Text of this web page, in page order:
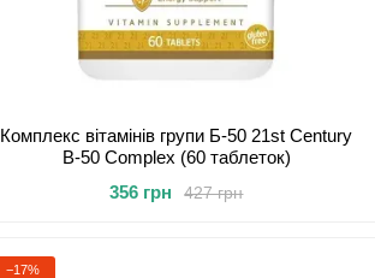
Комплекс вітамінів групи Б-50 21st Century
B-50 Complex (60 таблеток)
427 грн
356 грн
−17%